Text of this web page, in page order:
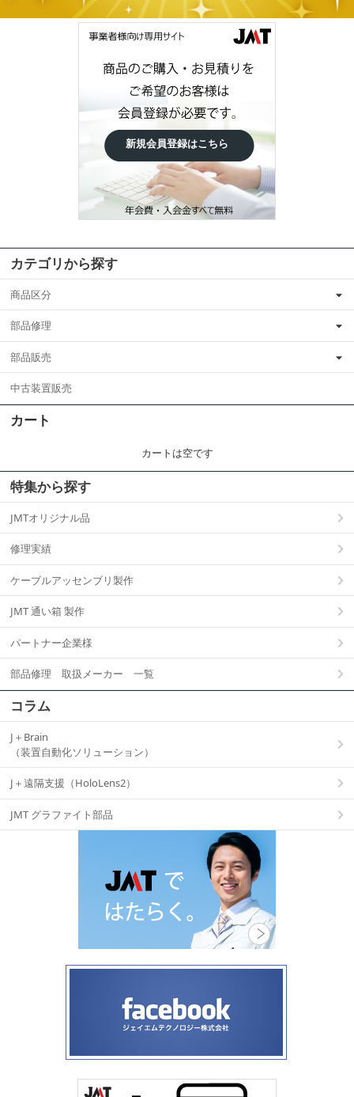
新規会員登録はこちら
カテゴリから探す
商品区分
部品修理
部品販売
中古装置販売
カート
カートは空です
特集から探す
JMTオリジナル品
修理実績
ケーブルアッセンブリ製作
JMT 通い箱 製作
パートナー企業様
部品修理 取扱メーカー 一覧
コラム
J＋Brain
（装置自動化ソリューション）
J＋遠隔支援（HoloLens2）
JMT グラファイト部品